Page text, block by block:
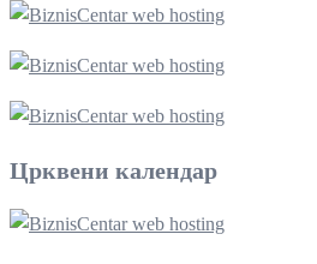
Црквени календар